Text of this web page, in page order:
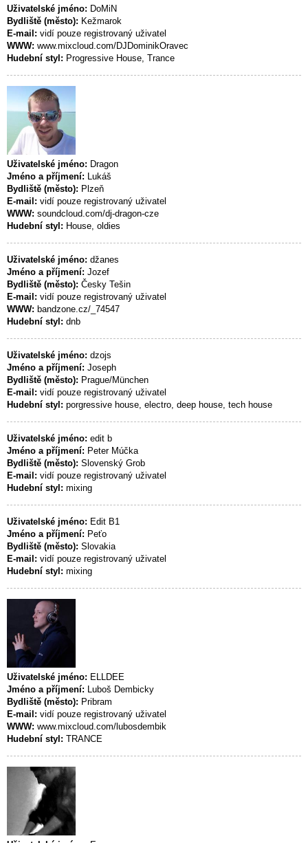
Uživatelské jméno: DoMiN
Bydliště (město): Kežmarok
E-mail: vidí pouze registrovaný uživatel
WWW: www.mixcloud.com/DJDominikOravec
Hudební styl: Progressive House, Trance
Uživatelské jméno: Dragon
Jméno a příjmení: Lukáš
Bydliště (město): Plzeň
E-mail: vidí pouze registrovaný uživatel
WWW: soundcloud.com/dj-dragon-cze
Hudební styl: House, oldies
Uživatelské jméno: džanes
Jméno a příjmení: Jozef
Bydliště (město): Česky Tešin
E-mail: vidí pouze registrovaný uživatel
WWW: bandzone.cz/_74547
Hudební styl: dnb
Uživatelské jméno: dzojs
Jméno a příjmení: Joseph
Bydliště (město): Prague/München
E-mail: vidí pouze registrovaný uživatel
Hudební styl: porgressive house, electro, deep house, tech house
Uživatelské jméno: edit b
Jméno a příjmení: Peter Múčka
Bydliště (město): Slovenský Grob
E-mail: vidí pouze registrovaný uživatel
Hudební styl: mixing
Uživatelské jméno: Edit B1
Jméno a příjmení: Peťo
Bydliště (město): Slovakia
E-mail: vidí pouze registrovaný uživatel
Hudební styl: mixing
Uživatelské jméno: ELLDEE
Jméno a příjmení: Luboš Dembicky
Bydliště (město): Pribram
E-mail: vidí pouze registrovaný uživatel
WWW: www.mixcloud.com/lubosdembik
Hudební styl: TRANCE